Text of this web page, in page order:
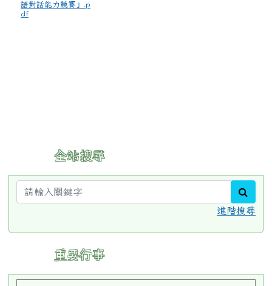
語對話能力競賽」.p
df
全站搜尋
進階搜尋
重要行事